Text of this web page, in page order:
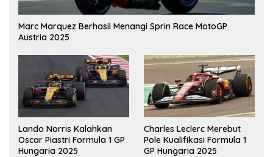
Marc Marquez Berhasil Menangi Sprin Race MotoGP
Austria 2025
Lando Norris Kalahkan
Oscar Piastri Formula 1 GP
Hungaria 2025
Charles Leclerc Merebut
Pole Kualifikasi Formula 1
GP Hungaria 2025